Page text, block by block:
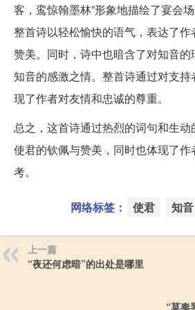
客，鸾惊翰墨林”形象地描绘了宴会
整首诗以轻松愉快的语气，表达了
赞美。同时，诗中也暗含了对知音
知音的感激之情。整首诗通过对支
现了作者对友情和忠诚的尊重。
总之，这首诗通过热烈的词句和生
使君的钦佩与赞美，同时也体现了
考。
网络标签： 使君 知音
上一篇
“夜还何虑暗”的出处是哪里
“莫奏